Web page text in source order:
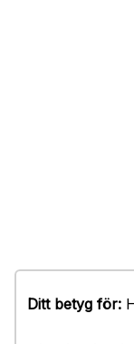
Ditt betyg för: